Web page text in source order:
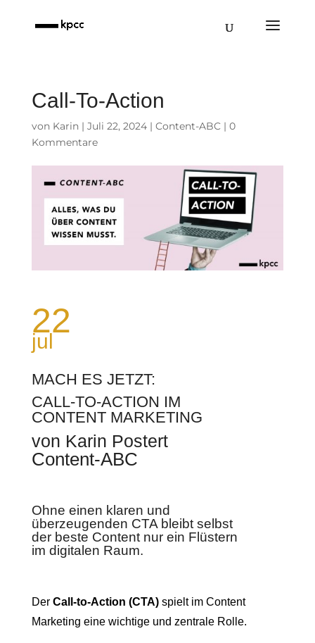
Call-To-Action
von Karin| Juli 22, 2024| Content-ABC| 0
Kommentare
22
jul
MACH ES JETZT:
CALL-TO-ACTION IM
CONTENT MARKETING
von Karin Postert
Content-ABC
Ohne einen klaren und
überzeugenden CTA bleibt selbst
der beste Content nur ein Flüstern
im digitalen Raum.
Der Call-to-Action (CTA)spielt im Content
Marketing eine wichtige und zentrale Rolle.